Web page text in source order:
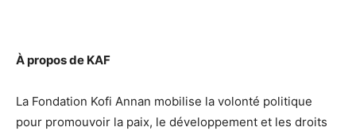
À propos de KAF
La Fondation Kofi Annan mobilise la volonté politique
pour promouvoir la paix, le développement et les droits